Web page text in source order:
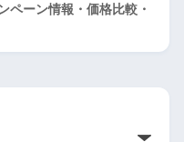
ーン情報・価格比較・